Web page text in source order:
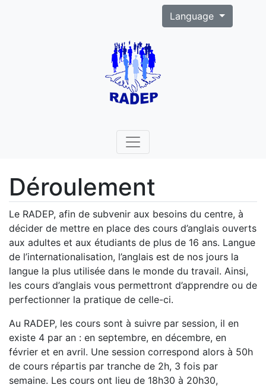
Language
Déroulement
Le RADEP, afin de subvenir aux besoins du centre, à
décider de mettre en place des cours d’anglais ouverts
aux adultes et aux étudiants de plus de 16 ans. Langue
de l’internationalisation, l’anglais est de nos jours la
langue la plus utilisée dans le monde du travail. Ainsi,
les cours d’anglais vous permettront d’apprendre ou de
perfectionner la pratique de celle-ci.
Au RADEP, les cours sont à suivre par session, il en
existe 4 par an : en septembre, en décembre, en
février et en avril. Une session correspond alors à 50h
de cours répartis par tranche de 2h, 3 fois par
semaine. Les cours ont lieu de 18h30 à 20h30,